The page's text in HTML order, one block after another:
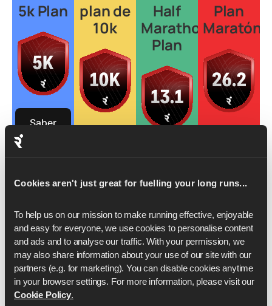
Cookies aren't just great for fuelling your long runs...
To help us on our mission to make running effective, enjoyable
and easy for everyone, we use cookies to personalise content
and ads and to analyse our traffic. With your permission, we
may also share information about your use of our site with our
partners (e.g. for marketing). You can disable cookies anytime
in your browser settings. For more information, please visit our
Cookie Policy.
5k Plan
Saber
plan de
10k
Half
Marathon
Plan
Plan
Maratón